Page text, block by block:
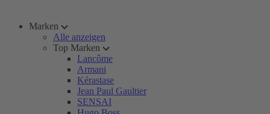
Marken
Alle anzeigen
Top Marken
Lancôme
Armani
Kérastase
Jean Paul Gaultier
SENSAI